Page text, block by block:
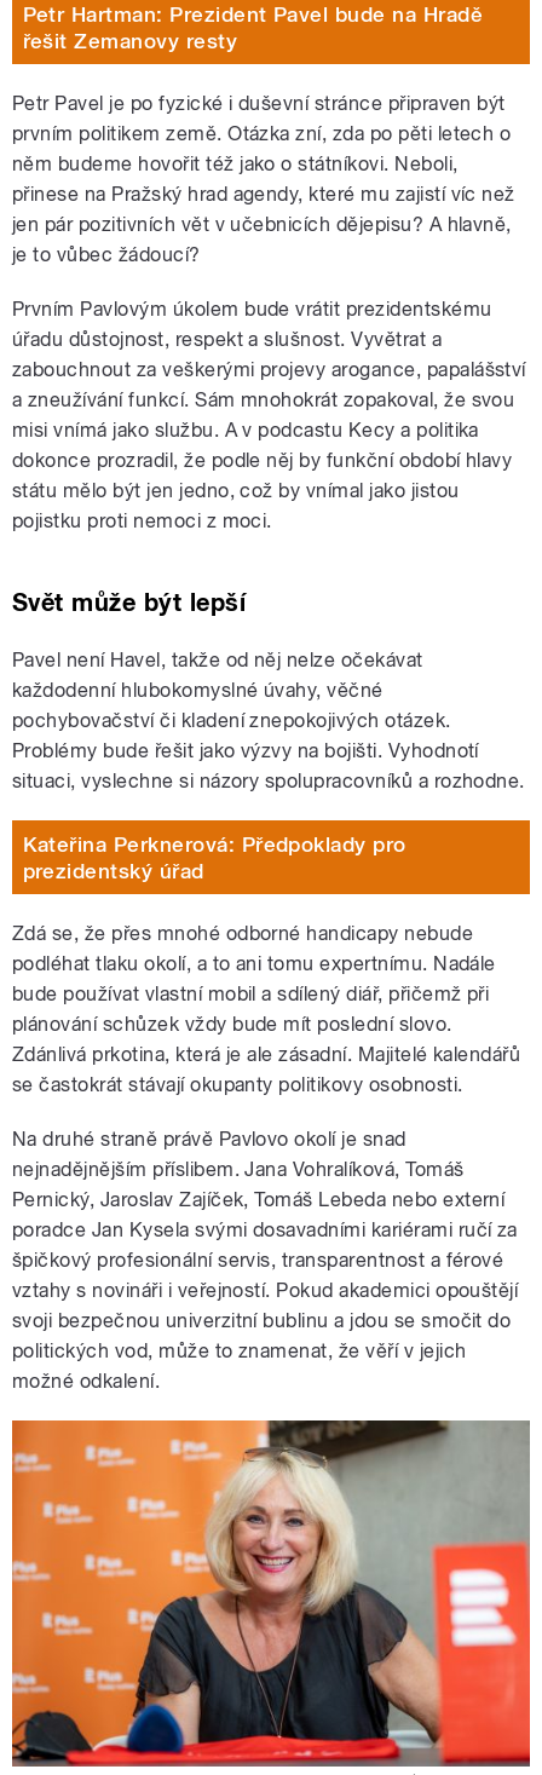
Petr Hartman: Prezident Pavel bude na Hradě
řešit Zemanovy resty
Petr Pavel je po fyzické i duševní stránce připraven být
prvním politikem země. Otázka zní, zda po pěti letech o
něm budeme hovořit též jako o státníkovi. Neboli,
přinese na Pražský hrad agendy, které mu zajistí víc než
jen pár pozitivních vět v učebnicích dějepisu? A hlavně,
je to vůbec žádoucí?
Prvním Pavlovým úkolem bude vrátit prezidentskému
úřadu důstojnost, respekt a slušnost. Vyvětrat a
zabouchnout za veškerými projevy arogance, papalášství
a zneužívání funkcí. Sám mnohokrát zopakoval, že svou
misi vnímá jako službu. A v podcastu Kecy a politika
dokonce prozradil, že podle něj by funkční období hlavy
státu mělo být jen jedno, což by vnímal jako jistou
pojistku proti nemoci z moci.
Svět může být lepší
Pavel není Havel, takže od něj nelze očekávat
každodenní hlubokomyslné úvahy, věčné
pochybovačství či kladení znepokojivých otázek.
Problémy bude řešit jako výzvy na bojišti. Vyhodnotí
situaci, vyslechne si názory spolupracovníků a rozhodne.
Kateřina Perknerová: Předpoklady pro
prezidentský úřad
Zdá se, že přes mnohé odborné handicapy nebude
podléhat tlaku okolí, a to ani tomu expertnímu. Nadále
bude používat vlastní mobil a sdílený diář, přičemž při
plánování schůzek vždy bude mít poslední slovo.
Zdánlivá prkotina, která je ale zásadní. Majitelé kalendářů
se častokrát stávají okupanty politikovy osobnosti.
Na druhé straně právě Pavlovo okolí je snad
nejnadějnějším příslibem. Jana Vohralíková, Tomáš
Pernický, Jaroslav Zajíček, Tomáš Lebeda nebo externí
poradce Jan Kysela svými dosavadními kariérami ručí za
špičkový profesionální servis, transparentnost a férové
vztahy s novináři i veřejností. Pokud akademici opouštějí
svoji bezpečnou univerzitní bublinu a jdou se smočit do
politických vod, může to znamenat, že věří v jejich
možné odkalení.